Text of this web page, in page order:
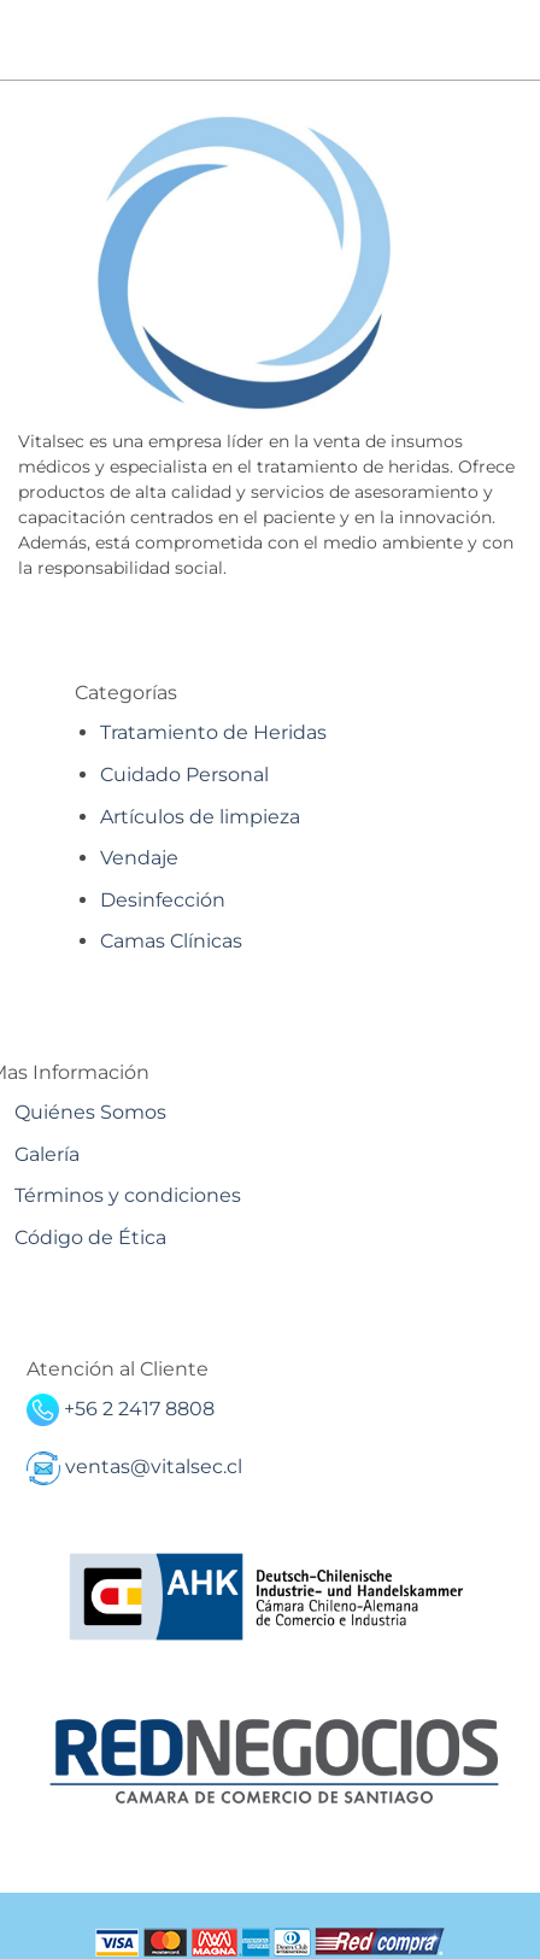
Vitalsec es una empresa líder en la venta de insumos
médicos y especialista en el tratamiento de heridas. Ofrece
productos de alta calidad y servicios de asesoramiento y
capacitación centrados en el paciente y en la innovación.
Además, está comprometida con el medio ambiente y con
la responsabilidad social.
Categorías
Tratamiento de Heridas
Cuidado Personal
Artículos de limpieza
Vendaje
Desinfección
Camas Clínicas
Información
Quiénes Somos
Galería
Términos y condiciones
Código de Ética
Atención al Cliente
+56 2 2417 8808
ventas@vitalsec.cl